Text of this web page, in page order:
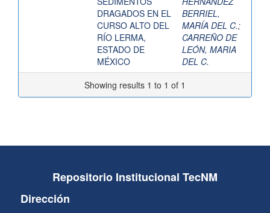
DRAGADOS EN EL
CURSO ALTO DEL
RÍO LERMA,
ESTADO DE
MÉXICO
BERRIEL,
MARÍA DEL C.;
CARREÑO DE
LEÓN, MARIA
DEL C.
Showing results 1 to 1 of 1
Repositorio Institucional TecNM
Dirección